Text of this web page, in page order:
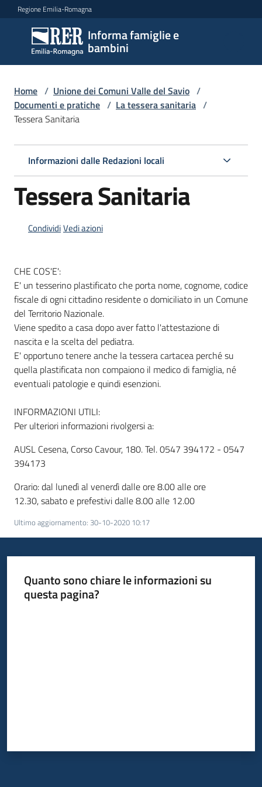
Vai al contenuto
Vai alla navigazione
Vai al footer
Regione Emilia-Romagna
Informa famiglie e
bambini
Informa
famiglie
e
bambini
Informazioni
locali
Newsletter
Home / Unione dei Comuni Valle del Savio /
Documenti e pratiche / La tessera sanitaria /
Tessera Sanitaria
Informazioni dalle Redazioni locali
Tessera Sanitaria
CondividiVedi azioni
CHE COS'E':
E' un tesserino plastificato che porta nome, cognome, codice
fiscale di ogni cittadino residente o domiciliato in un Comune
del Territorio Nazionale.
Viene spedito a casa dopo aver fatto l'attestazione di
nascita e la scelta del pediatra.
E' opportuno tenere anche la tessera cartacea perché su
quella plastificata non compaiono il medico di famiglia, né
eventuali patologie e quindi esenzioni.
INFORMAZIONI UTILI:
Per ulteriori informazioni rivolgersi a:
AUSL Cesena, Corso Cavour, 180. Tel. 0547 394172 - 0547
394173
Orario: dal lunedì al venerdì dalle ore 8.00 alle ore
12.30, sabato e prefestivi dalle 8.00 alle 12.00
Ultimo aggiornamento: 30-10-2020 10:17
Quanto sono chiare le informazioni su
questa pagina?